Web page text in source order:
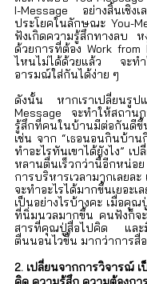
I-Message อย่างสิ้นเชิง
ประโยคในลักษณะ You-
ฟังเกิดความรู้สึกทางลบ
ด้วยการที่ต้อง Work from
ไหนไม่ได้ด้วยแล้ว จะทำ
อารมณ์ใส่กันได้ง่าย ๆ
ดังนั้น หากเราเปลี่ยนรูป
Message จะทำให้สถา
รู้สึกที่คนในบ้านมีต่อกันดีขึ้
เช่น จาก “เธอนอนกินบ้า
ทำอะไรทันเขาได้ยังไง” เ
หลานตื่นเร็วกว่านี้อีกหน่
การบริหารเวลามากเลยละ
จะทำอะไรได้มากขึ้นเยอะเล
เป็นอย่างไรบ้างคะ เมื่อคุ
ที่นิ่มนวลมากขึ้น คนฟังก็จ
สารที่คุณปู่สื่อไปคิด และ
ตื่นนอนไวขึ้น มากว่าการสื่
2. เปลี่ยนจากการวิจารณ์